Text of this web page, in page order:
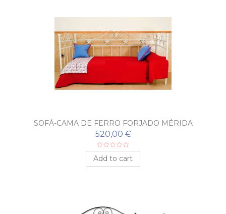
SOFÁ-CAMA DE FERRO FORJADO MÉRIDA
520,00 €
Add to cart